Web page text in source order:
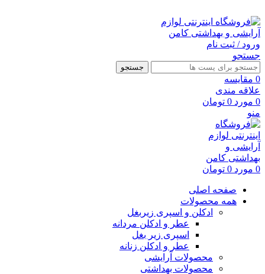
ورود / ثبت نام
جستجو
جستجو
0 مقايسه
علاقه مندی
0 مورد 0 تومان
منو
0 مورد 0 تومان
صفحه اصلی
همه محصولات
ادکلن و اسپری زیربغل
عطر و ادکلن مردانه
اسپری زیر بغل
عطر و ادکلن زنانه
محصولات آرایشی
محصولات بهداشتی